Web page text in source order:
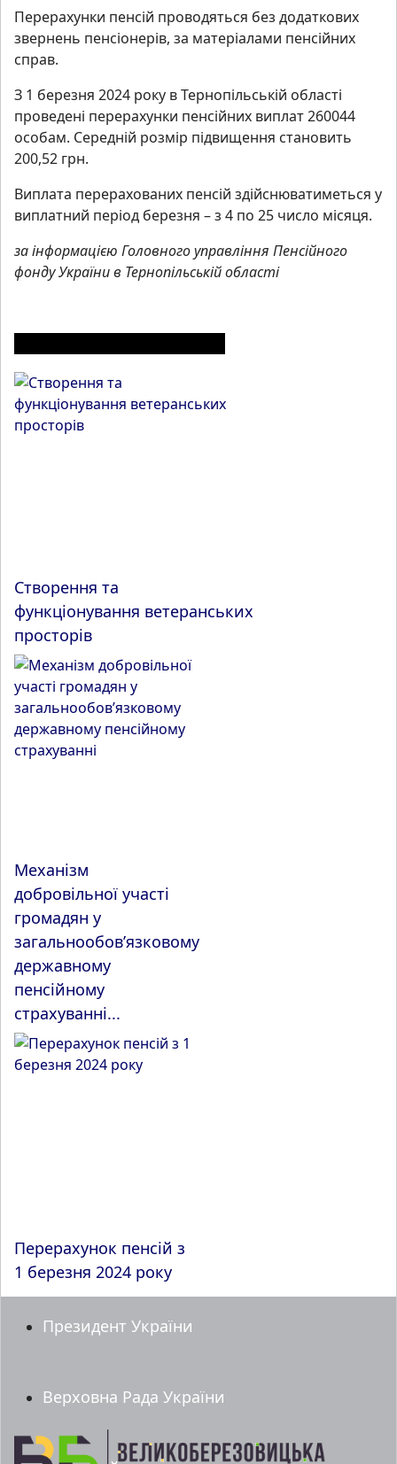
Перерахунки пенсій проводяться без додаткових
звернень пенсіонерів, за матеріалами пенсійних
справ.
З 1 березня 2024 року в Тернопільській області
проведені перерахунки пенсійних виплат 260044
особам. Середній розмір підвищення становить
200,52 грн.
Виплата перерахованих пенсій здійснюватиметься у
виплатний період березня – з 4 по 25 число місяця.
за інформацією Головного управління Пенсійного
фонду Українив Тернопільській області
Створення та
функціонування ветеранських
просторів
Механізм
добровільної участі
громадян у
загальнообов’язковому
державному
пенсійному
страхуванні...
Перерахунок пенсій з
1 березня 2024 року
Президент України
Верховна Рада України